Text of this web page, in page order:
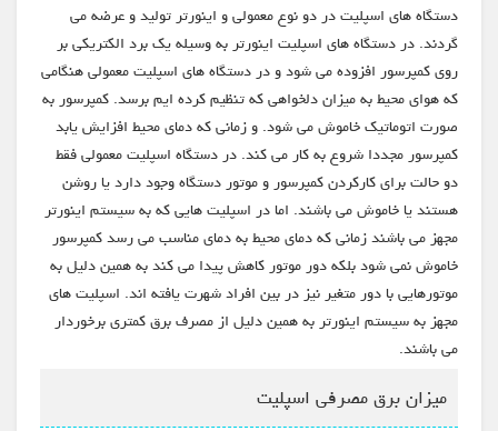
دستگاه های اسپلیت در دو نوع معمولی و اینورتر تولید و عرضه می
گردند. در دستگاه های اسپلیت اینورتر به وسیله یک برد الکتریکی بر
روی کمپرسور افزوده می شود و در دستگاه های اسپلیت معمولی هنگامی
که هوای محیط به میزان دلخواهی که تنظیم کرده ایم برسد. کمپرسور به
صورت اتوماتیک خاموش می شود. و زمانی که دمای محیط افزایش یابد
کمپرسور مجددا شروع به کار می کند. در دستگاه اسپلیت معمولی فقط
دو حالت برای کارکردن کمپرسور و موتور دستگاه وجود دارد یا روشن
هستند یا خاموش می باشند. اما در اسپلیت هایی که به سیستم اینورتر
مجهز می باشند زمانی که دمای محیط به دمای مناسب می رسد کمپرسور
خاموش نمی شود بلکه دور موتور کاهش پیدا می کند به همین دلیل به
موتورهایی با دور متغیر نیز در بین افراد شهرت یافته اند. اسپلیت های
مجهز به سیستم اینورتر به همین دلیل از مصرف برق کمتری برخوردار
می باشند.
میزان برق مصرفی اسپلیت